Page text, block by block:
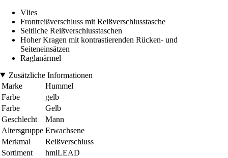
Vlies
Frontreißverschluss mit Reißverschlusstasche
Seitliche Reißverschlusstaschen
Hoher Kragen mit kontrastierenden Rücken- und
Seiteneinsätzen
Raglanärmel
Zusätzliche Informationen
Marke
Hummel
Farbe
gelb
Farbe
Gelb
Geschlecht
Mann
Altersgruppe Erwachsene
Merkmal
Reißverschluss
Sortiment
hmlLEAD